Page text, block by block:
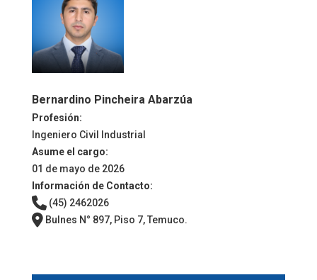
Bernardino Pincheira Abarzúa
Profesión:
Ingeniero Civil Industrial
Asume el cargo:
01 de mayo de 2026
Información de Contacto:
(45) 2462026
Bulnes N° 897, Piso 7, Temuco.